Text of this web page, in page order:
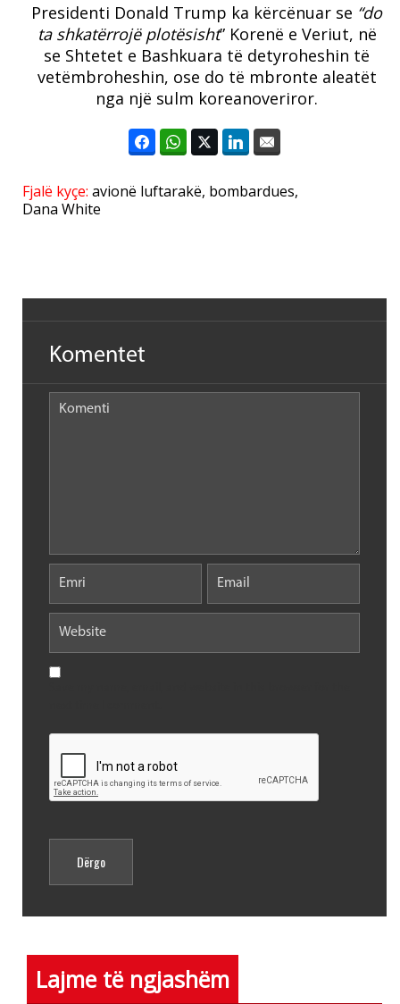
Presidenti Donald Trump ka kërcënuar se “do
ta shkatërrojë plotësisht” Korenë e Veriut, në
se Shtetet e Bashkuara të detyroheshin të
vetëmbroheshin, ose do të mbronte aleatët
nga një sulm koreanoveriror.
Fjalë kyçe: avionë luftarakë, bombardues,
Dana White
Komentet
Lajme të ngjashëm